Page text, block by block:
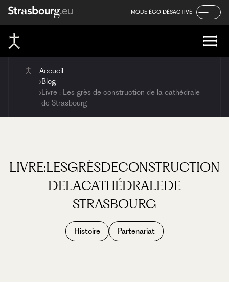
Aller
au
contenu
Aller
au
menu
Aller
au
pied
de
page
MODE ÉCO DÉSACTIVÉ
Accueil
Blog
Livre : Les grès de construction de la cathédrale
de Strasbourg
LIVRE:LESGRÈSDECONSTRUCTION
DELACATHÉDRALEDE
STRASBOURG
Histoire Partenariat
Panneau de gestion des cookies